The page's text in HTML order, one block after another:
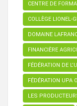
CENTRE DE
COLLÈGE LIONEL-
DOMAINE
FINANCIÈRE
FÉDÉRATION DE
FÉDÉRATION UPA
LES